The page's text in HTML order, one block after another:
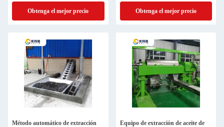
kg/h para el aceite
Obtenga el mejor precio
por extracción centrífuga de 2 fases
Obtenga el mejor precio
Método automático de extracción
Equipo de extracción de aceite de